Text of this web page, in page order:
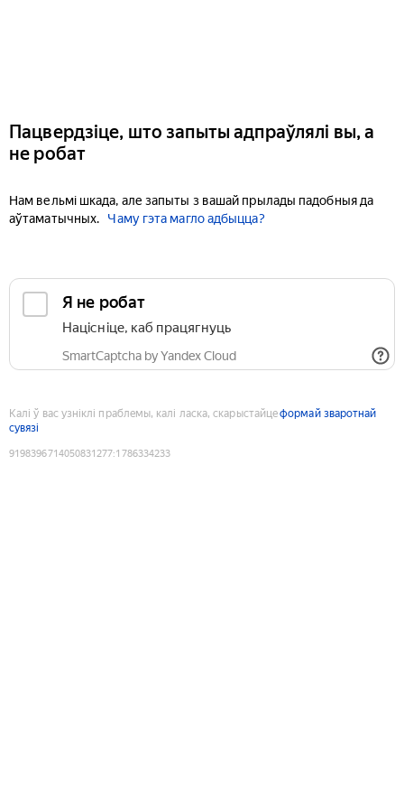
Пацвердзіце, што запыты адпраўлялі вы, а
не робат
Нам вельмі шкада, але запыты з вашай прылады падобныя да
аўтаматычных.
Чаму гэта магло адбыцца?
Я не робат
Націсніце, каб працягнуць
SmartCaptcha by Yandex Cloud
Калі ў вас узніклі праблемы, калі ласка, скарыстайцеформай зваротнай
сувязі
9198396714050831277:1786334233